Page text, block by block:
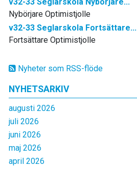
Nyheter som RSS-flöde
NYHETSARKIV
augusti 2026
juli 2026
juni 2026
maj 2026
april 2026
Nybörjare Optimistjolle
v32-33 Seglarskola Fortsättare...
Fortsättare Optimistjolle